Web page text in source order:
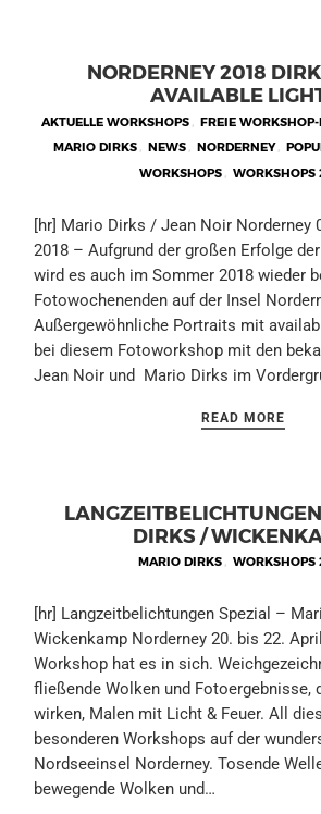
NORDERNEY 2018
AVAILABLE
AKTUELLE WORKSHOPS , FREIE WORKSHOP-
MARIO DIRKS , NEWS , NORDERNEY,
WORKSHOPS , WORKSHOPS
[hr] Mario Dirks / Jean Noir Norderney
2018 – Aufgrund der großen Erfolge
wird es auch im Sommer 2018 wieder
Fotowochenenden auf der Insel
Außergewöhnliche Portraits mit
bei diesem Fotoworkshop mit den
Jean Noir und Mario Dirks im
READ MORE
DIRKS /
MARIO DIRKS , WORKSHOPS
[hr] Langzeitbelichtungen Spezial –
Wickenkamp Norderney 20. bis 22.
Workshop hat es in sich.
fließende Wolken und Fotoergebnisse,
wirken, Malen mit Licht & Feuer. All
besonderen Workshops auf der
Nordseeinsel Norderney. Tosende
bewegende Wolken und…